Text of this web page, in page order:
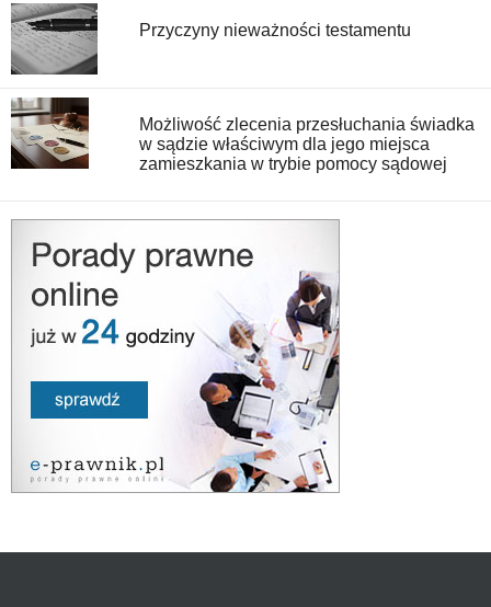
Przyczyny nieważności testamentu
Możliwość zlecenia przesłuchania świadka
w sądzie właściwym dla jego miejsca
zamieszkania w trybie pomocy sądowej